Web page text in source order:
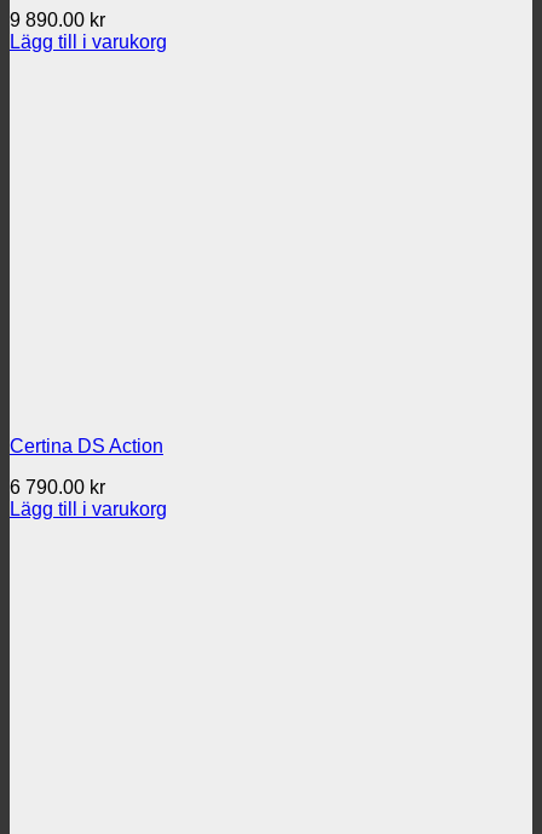
9 890.00 kr
Lägg till i varukorg
Certina DS Action
6 790.00 kr
Lägg till i varukorg